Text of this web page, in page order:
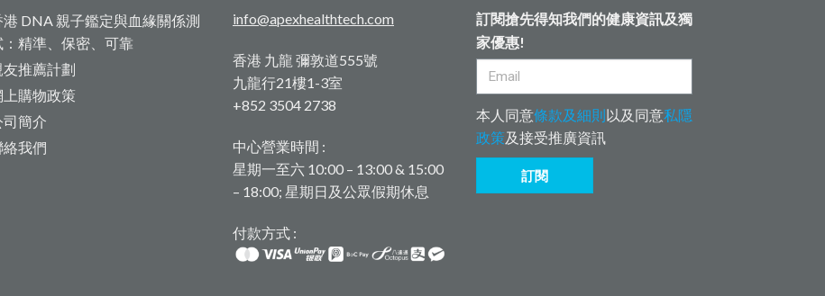
港 DNA 親子鑑定與血緣關係測
：精準、保密、可靠
友推薦計劃
上購物政策
司簡介
絡我們
info@apexhealthtech.com
香港 九龍 彌敦道555號
九龍行21樓1-3室
+852 3504 2738
中心營業時間 :
星期一至六 10:00 – 13:00 & 15:00
– 18:00; 星期日及公眾假期休息
付款方式 :
訂閱搶先得知我們的健康資訊及獨
家優惠!
本人同意條款及細則以及同意私隱
政策及接受推廣資訊
訂閱